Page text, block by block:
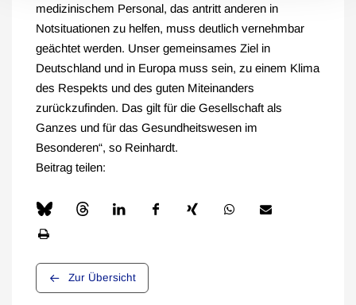
medizinischem Personal, das antritt anderen in
Notsituationen zu helfen, muss deutlich vernehmbar
geächtet werden. Unser gemeinsames Ziel in
Deutschland und in Europa muss sein, zu einem Klima
des Respekts und des guten Miteinanders
zurückzufinden. Das gilt für die Gesellschaft als
Ganzes und für das Gesundheitswesen im
Besonderen“, so Reinhardt.
Beitrag teilen:
Zur Übersicht